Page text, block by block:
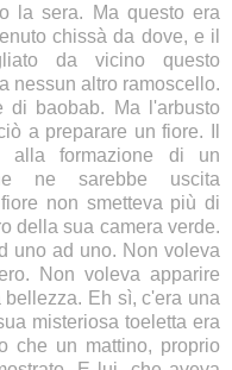
la sera. Ma questo era
chissà da dove, e il
da vicino questo
nessun altro ramoscello.
di baobab. Ma l'arbusto
a preparare un fiore. Il
alla formazione di un
ne sarebbe uscita
non smetteva più di
della sua camera verde.
uno ad uno. Non voleva
Non voleva apparire
Eh sì, c'era una
misteriosa toeletta era
che un mattino, proprio